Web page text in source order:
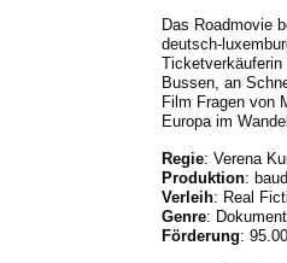
Das Roadmovie
deutsch-
Bussen, an
Film Fragen von
Europa im
Regie: Verena
Produktion:
Verleih: Real
Genre:
Förderung: